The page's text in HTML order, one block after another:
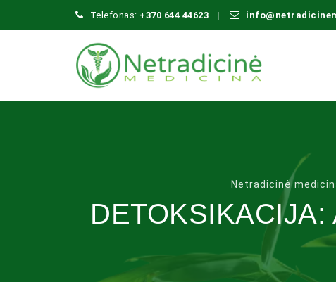
Telefonas: +370 644 44623
Netradicinė